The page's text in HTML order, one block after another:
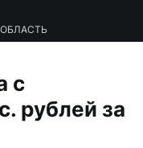
с
рублей за